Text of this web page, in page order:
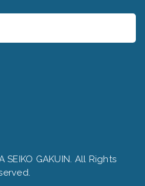
GAKUIN. All Rights